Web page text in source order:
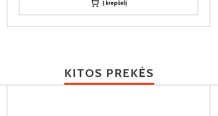
Į krepšelį
KITOS PREKĖS